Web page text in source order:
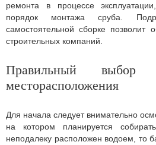
ремонта в процессе
порядок монтажа сруба.
самостоятельной сборке позволит
строительных компаний.
Правильный выбор
месторасположения
Для начала следует внимательно
на котором планируется
неподалеку расположен водоем, то